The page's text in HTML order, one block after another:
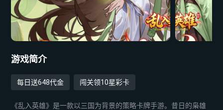
游戏简介
每日送648代金 闯关领10星彩卡
《乱入英雄》是一款以三国为背景的策略卡牌手游。昔日的枭雄